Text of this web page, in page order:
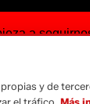
a
éticay de